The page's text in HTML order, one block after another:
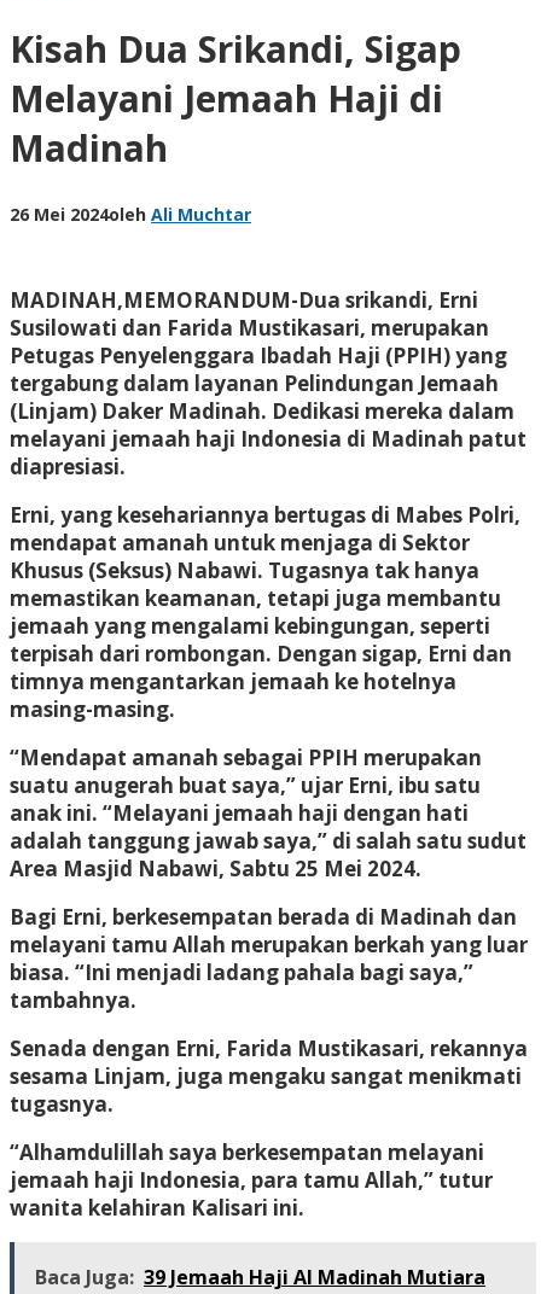
Kisah Dua Srikandi, Sigap
Melayani Jemaah Haji di
Madinah
26 Mei 2024oleh Ali Muchtar
MADINAH,MEMORANDUM-Dua srikandi, Erni
Susilowati dan Farida Mustikasari, merupakan
Petugas Penyelenggara Ibadah Haji (PPIH) yang
tergabung dalam layanan Pelindungan Jemaah
(Linjam) Daker Madinah. Dedikasi mereka dalam
melayani jemaah haji Indonesia di Madinah patut
diapresiasi.
Erni, yang kesehariannya bertugas di Mabes Polri,
mendapat amanah untuk menjaga di Sektor
Khusus (Seksus) Nabawi. Tugasnya tak hanya
memastikan keamanan, tetapi juga membantu
jemaah yang mengalami kebingungan, seperti
terpisah dari rombongan. Dengan sigap, Erni dan
timnya mengantarkan jemaah ke hotelnya
masing-masing.
“Mendapat amanah sebagai PPIH merupakan
suatu anugerah buat saya,” ujar Erni, ibu satu
anak ini. “Melayani jemaah haji dengan hati
adalah tanggung jawab saya,” di salah satu sudut
Area Masjid Nabawi, Sabtu 25 Mei 2024.
Bagi Erni, berkesempatan berada di Madinah dan
melayani tamu Allah merupakan berkah yang luar
biasa. “Ini menjadi ladang pahala bagi saya,”
tambahnya.
Senada dengan Erni, Farida Mustikasari, rekannya
sesama Linjam, juga mengaku sangat menikmati
tugasnya.
“Alhamdulillah saya berkesempatan melayani
jemaah haji Indonesia, para tamu Allah,” tutur
wanita kelahiran Kalisari ini.
Baca Juga: 39 Jemaah Haji Al Madinah Mutiara